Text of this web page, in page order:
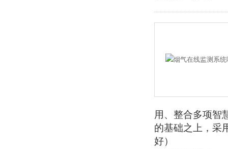
用、整合多项智
的基础之上，采
好）